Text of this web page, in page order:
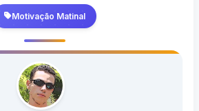
Motivação Matinal